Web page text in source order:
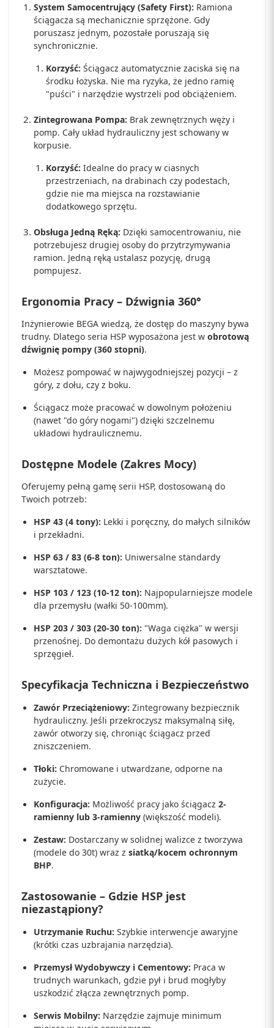
System Samocentrujący (Safety First): Ramiona
ściągacza są mechanicznie sprzężone. Gdy
poruszasz jednym, pozostałe poruszają się
synchronicznie.
Korzyść: Ściągacz automatycznie zaciska się na
środku łożyska. Nie ma ryzyka, że jedno ramię
"puści" i narzędzie wystrzeli pod obciążeniem.
Zintegrowana Pompa: Brak zewnętrznych węży i
pomp. Cały układ hydrauliczny jest schowany w
korpusie.
Korzyść: Idealne do pracy w ciasnych
przestrzeniach, na drabinach czy podestach,
gdzie nie ma miejsca na rozstawianie
dodatkowego sprzętu.
Obsługa Jedną Ręką: Dzięki samocentrowaniu, nie
potrzebujesz drugiej osoby do przytrzymywania
ramion. Jedną ręką ustalasz pozycję, drugą
pompujesz.
Ergonomia Pracy – Dźwignia 360°
Inżynierowie BEGA wiedzą, że dostęp do maszyny bywa
trudny. Dlatego seria HSP wyposażona jest w obrotową
dźwignię pompy (360 stopni).
Możesz pompować w najwygodniejszej pozycji – z
góry, z dołu, czy z boku.
Ściągacz może pracować w dowolnym położeniu
(nawet "do góry nogami") dzięki szczelnemu
układowi hydraulicznemu.
Dostępne Modele (Zakres Mocy)
Oferujemy pełną gamę serii HSP, dostosowaną do
Twoich potrzeb:
HSP 43 (4 tony): Lekki i poręczny, do małych silników
i przekładni.
HSP 63 / 83 (6-8 ton): Uniwersalne standardy
warsztatowe.
HSP 103 / 123 (10-12 ton): Najpopularniejsze modele
dla przemysłu (wałki 50-100mm).
HSP 203 / 303 (20-30 ton): "Waga ciężka" w wersji
przenośnej. Do demontażu dużych kół pasowych i
sprzęgieł.
Specyfikacja Techniczna i Bezpieczeństwo
Zawór Przeciążeniowy: Zintegrowany bezpiecznik
hydrauliczny. Jeśli przekroczysz maksymalną siłę,
zawór otworzy się, chroniąc ściągacz przed
zniszczeniem.
Tłoki: Chromowane i utwardzane, odporne na
zużycie.
Konfiguracja: Możliwość pracy jako ściągacz 2-
ramienny lub 3-ramienny (większość modeli).
Zestaw: Dostarczany w solidnej walizce z tworzywa
(modele do 30t) wraz z siatką/kocem ochronnym
BHP.
Zastosowanie – Gdzie HSP jest
niezastąpiony?
Utrzymanie Ruchu: Szybkie interwencje awaryjne
(krótki czas uzbrajania narzędzia).
Przemysł Wydobywczy i Cementowy: Praca w
trudnych warunkach, gdzie pył i brud mogłyby
uszkodzić złącza zewnętrznych pomp.
Serwis Mobilny: Narzędzie zajmuje minimum